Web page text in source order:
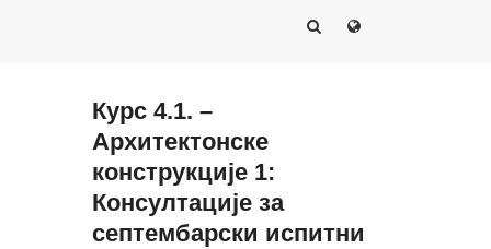
Курс 4.1. –
Архитектонске
конструкције 1:
Консултације за
септембарски испитни